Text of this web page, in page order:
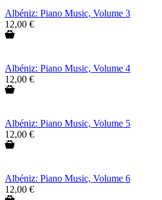
Albéniz: Piano Music, Volume 3
12,00 €
Albéniz: Piano Music, Volume 4
12,00 €
Albéniz: Piano Music, Volume 5
12,00 €
Albéniz: Piano Music, Volume 6
12,00 €